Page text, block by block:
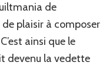
de
de plaisir à composer
ainsi que le
devenu la vedette